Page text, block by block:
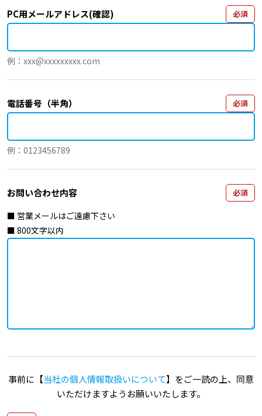
PC用メールアドレス(確認) 必須
例：xxx@xxxxxxxxx.com
電話番号（半角） 必須
例：0123456789
お問い合わせ内容
■ 営業メールはご遠慮下さい
■ 800文字以内
必須
事前に【当社の個人情報取扱いについて】をご一読の上、同意
いただけますようお願いいたします。